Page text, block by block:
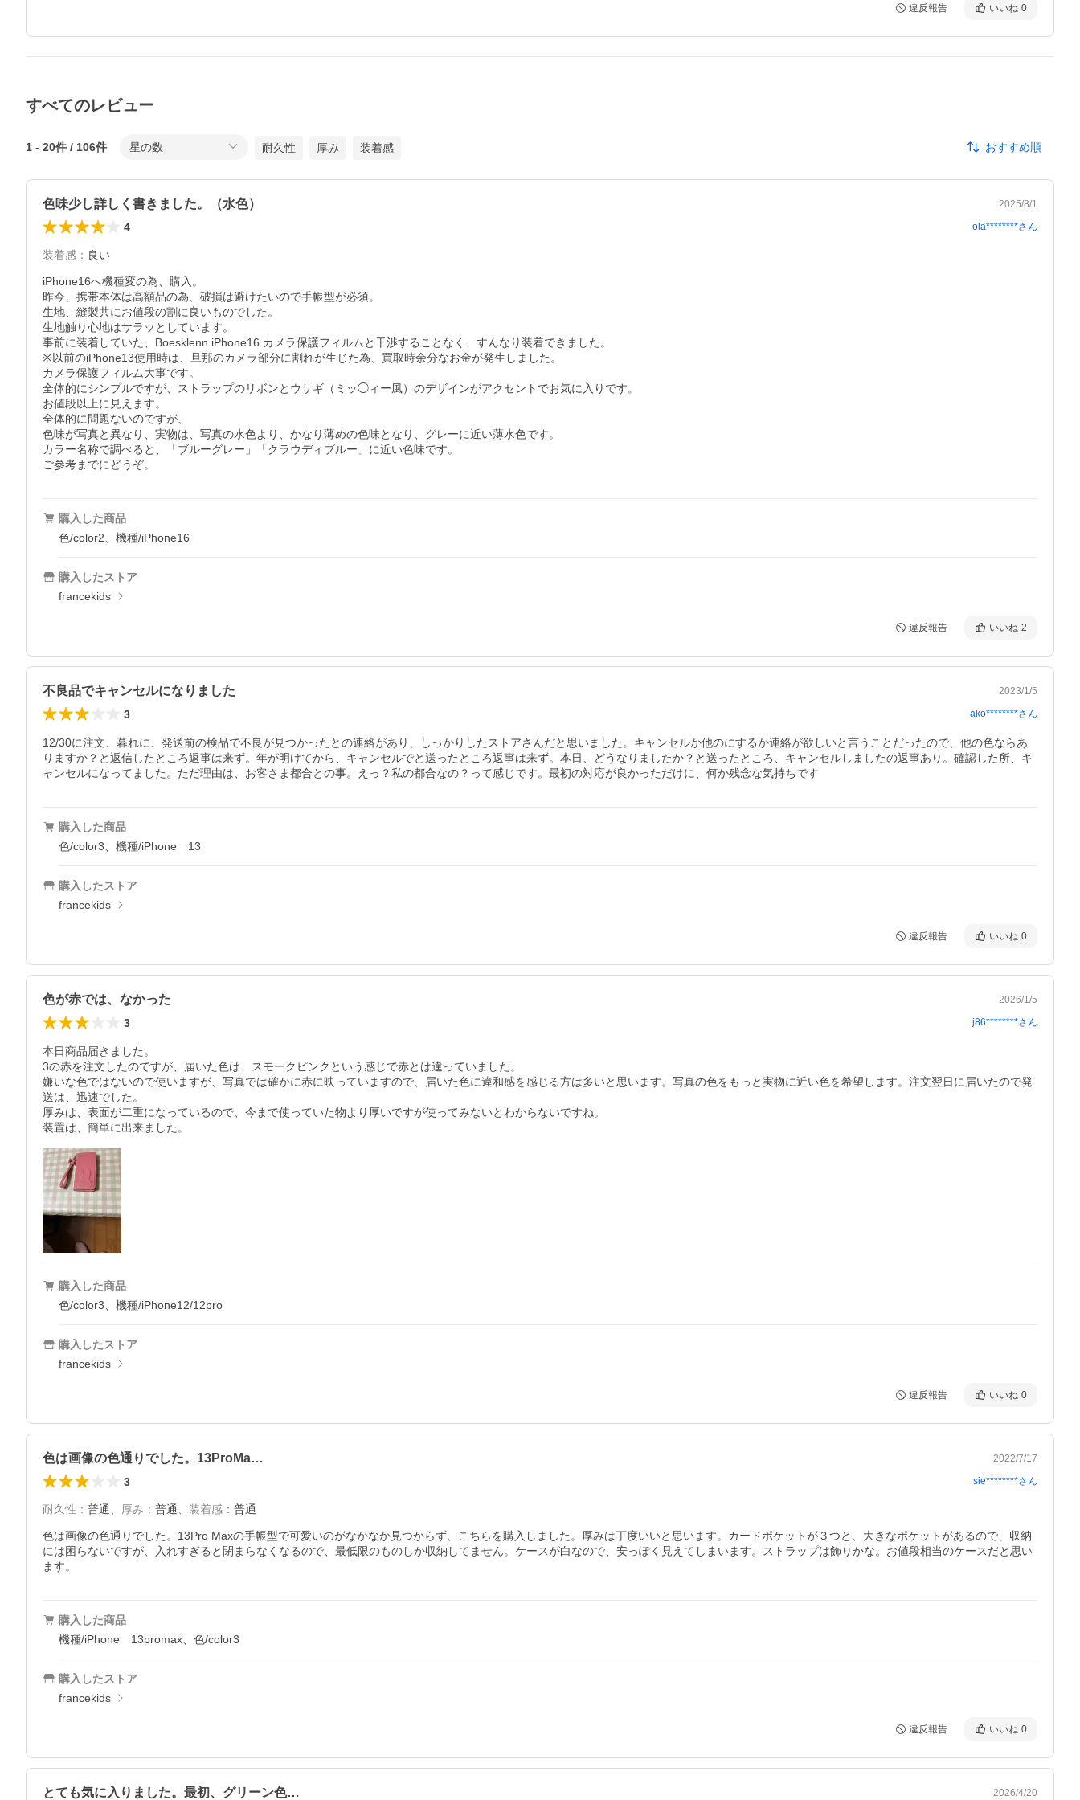
違反報告 いいね 0
すべてのレビュー
1 - 20件 / 106件 星の数 耐久性 厚み 装着感 おすすめ順
色味少し詳しく書きました。（水色） 2025/8/1
4 ola********さん
装着感 ： 良い
iPhone16へ機種変の為、購入。
昨今、携帯本体は高額品の為、破損は避けたいので手帳型が必須。
生地、縫製共にお値段の割に良いものでした。
生地触り心地はサラッとしています。
事前に装着していた、Boesklenn iPhone16 カメラ保護フィルムと干渉することなく、すんなり装着できました。
※以前のiPhone13使用時は、旦那のカメラ部分に割れが生じた為、買取時余分なお金が発生しました。
カメラ保護フィルム大事です。
全体的にシンプルですが、ストラップのリボンとウサギ（ミッ◯ィー風）のデザインがアクセントでお気に入りです。
お値段以上に見えます。
全体的に問題ないのですが、
色味が写真と異なり、実物は、写真の水色より、かなり薄めの色味となり、グレーに近い薄水色です。
カラー名称で調べると、「ブルーグレー」「クラウディブルー」に近い色味です。
購入した商品
色/color2、機種/iPhone16
購入したストア
francekids
違反報告 いいね 2
不良品でキャンセルになりました 2023/1/5
3 ako********さん
12/30に注文、暮れに、発送前の検品で不良が見つかったとの連絡があり、しっかりしたストアさんだと思いました。キャンセルか他のにするか連絡が欲しいと言うことだったので、他の色ならあ
りますか？と返信したところ返事は来ず。年が明けてから、キャンセルでと送ったところ返事は来ず。本日、どうなりましたか？と送ったところ、キャンセルしましたの返事あり。確認した所、キ
ャンセルになってました。ただ理由は、お客さま都合との事。えっ？私の都合なの？って感じです。最初の対応が良かっただけに、何か残念な気持ちです
購入した商品
色/color3、機種/iPhone 13
購入したストア
francekids
違反報告 いいね 0
色が赤では、なかった 2026/1/5
3 j86********さん
本日商品届きました。
3の赤を注文したのですが、届いた色は、スモークピンクという感じで赤とは違っていました。
嫌いな色ではないので使いますが、写真では確かに赤に映っていますので、届いた色に違和感を感じる方は多いと思います。写真の色をもっと実物に近い色を希望します。注文翌日に届いたので発
送は、迅速でした。
厚みは、表面が二重になっているので、今まで使っていた物より厚いですが使ってみないとわからないですね。
装置は、簡単に出来ました。
購入した商品
色/color3、機種/iPhone12/12pro
購入したストア
francekids
違反報告 いいね 0
色は画像の色通りでした。13ProMa… 2022/7/17
3 sie********さん
耐久性 ： 普通 、 厚み ： 普通 、 装着感 ： 普通
色は画像の色通りでした。13Pro Maxの手帳型で可愛いのがなかなか見つからず、こちらを購入しました。厚みは丁度いいと思います。カードポケットが３つと、大きなポケットがあるので、収納
には困らないですが、入れすぎると閉まらなくなるので、最低限のものしか収納してません。ケースが白なので、安っぽく見えてしまいます。ストラップは飾りかな。お値段相当のケースだと思い
ます。
購入した商品
機種/iPhone 13promax、色/color3
購入したストア
francekids
違反報告 いいね 0
とても気に入りました。最初、グリーン色… 2026/4/20